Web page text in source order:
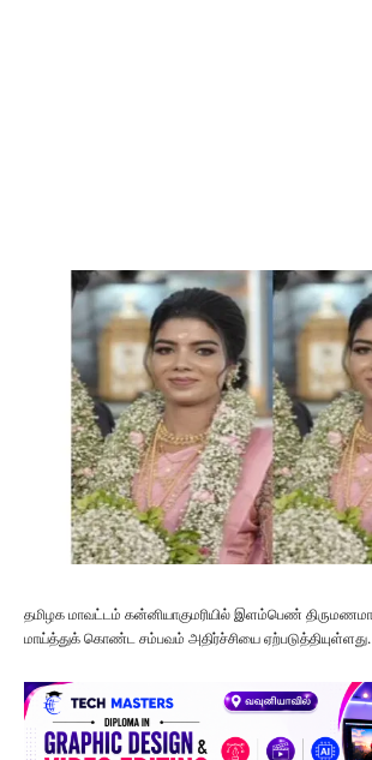
தமிழக மாவட்டம் கன்னியாகுமரியில் இளம்பெண்
மாய்த்துக் கொண்ட சம்பவம் அதிர்ச்சியை ஏற்படுத்தியுள்ளது.